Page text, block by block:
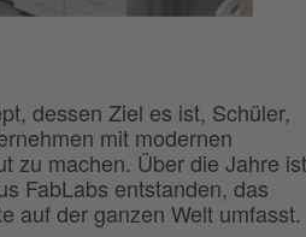
dessen Ziel es ist, Schüler,
mit modernen
zu machen. Über die Jahre ist
FabLabs entstanden, das
auf der ganzen Welt umfasst.